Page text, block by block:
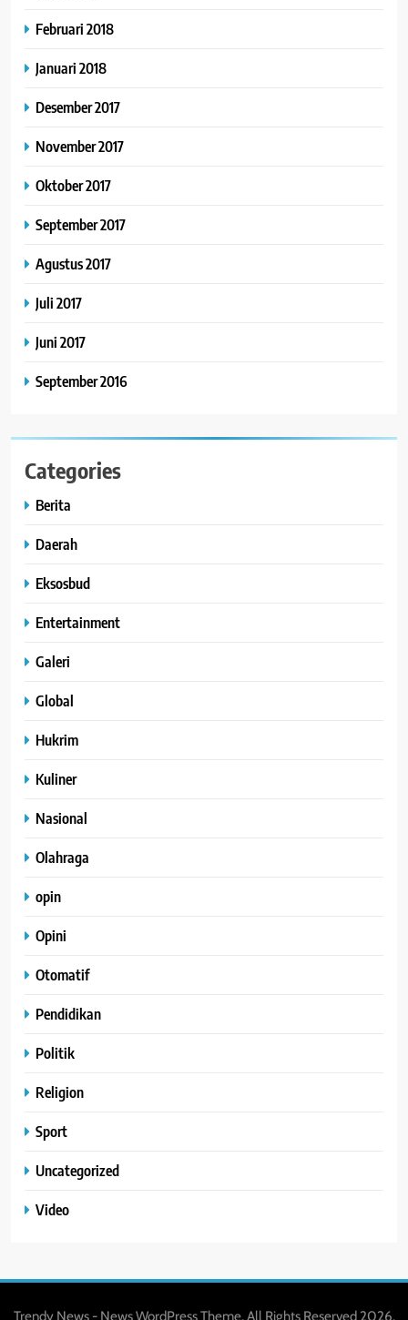
Februari 2018
Januari 2018
Desember 2017
November 2017
Oktober 2017
September 2017
Agustus 2017
Juli 2017
Juni 2017
September 2016
Categories
Berita
Daerah
Eksosbud
Entertainment
Galeri
Global
Hukrim
Kuliner
Nasional
Olahraga
opin
Opini
Otomatif
Pendidikan
Politik
Religion
Sport
Uncategorized
Video
Trendy News - News WordPress Theme. All Rights Reserved 2026.